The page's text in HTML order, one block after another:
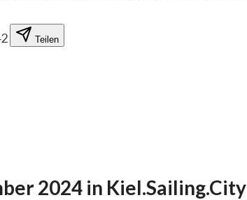
Teilen
2024 in Kiel.Sailing.City